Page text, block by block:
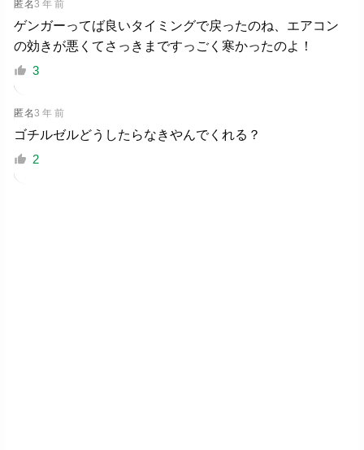
匿名3 年 前
ゲンガーってば良いタイミングで戻ったのね、エアコン
の効きが悪くてさっきまですっごく寒かったのよ！
3
匿名3 年 前
ゴチルゼルどうしたらなきやんでくれる？
2